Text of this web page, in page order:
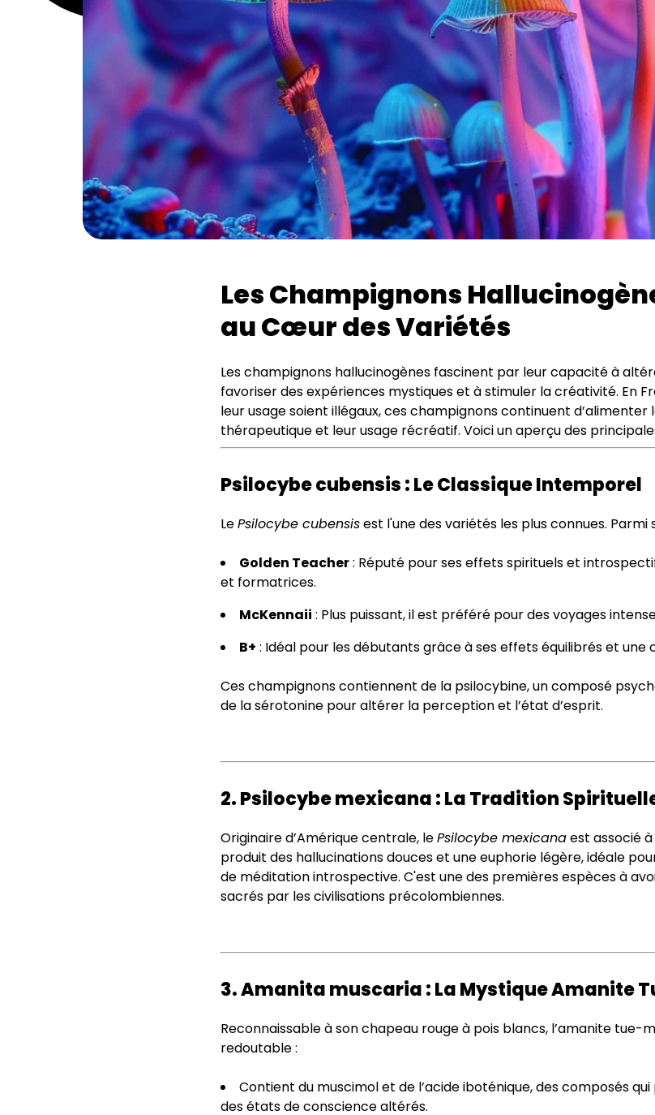
Les Champignons
au Cœur des Variétés
Les champignons hallucinogènes fascinent par leur capacité à
favoriser des expériences mystiques et à stimuler la créativité. En
leur usage soient illégaux, ces champignons continuent
thérapeutique et leur usage récréatif. Voici un aperçu des
Psilocybe cubensis : Le Classique Intemporel
LePsilocybe cubensisest l'une des variétés les plus connues.
Golden Teacher: Réputé pour ses effets spirituels et
et formatrices.
McKennaii : Plus puissant, il est préféré pour des voyages
B+ : Idéal pour les débutants grâce à ses effets équilibrés et
Ces champignons contiennent de la psilocybine, un composé
de la sérotonine pour altérer la perception et l’état d’esprit​.
2. Psilocybe mexicana : La Tradition
Originaire d’Amérique centrale, lePsilocybe mexicanaest associé
produit des hallucinations douces et une euphorie légère, idéale
de méditation introspective. C'est une des premières espèces à
sacrés par les civilisations précolombiennes​.
3. Amanita muscaria : La Mystique Amanite
Reconnaissable à son chapeau rouge à pois blancs, l’amanite
redoutable :
Contient du muscimol et de l’acide iboténique, des composés
des états de conscience altérés.